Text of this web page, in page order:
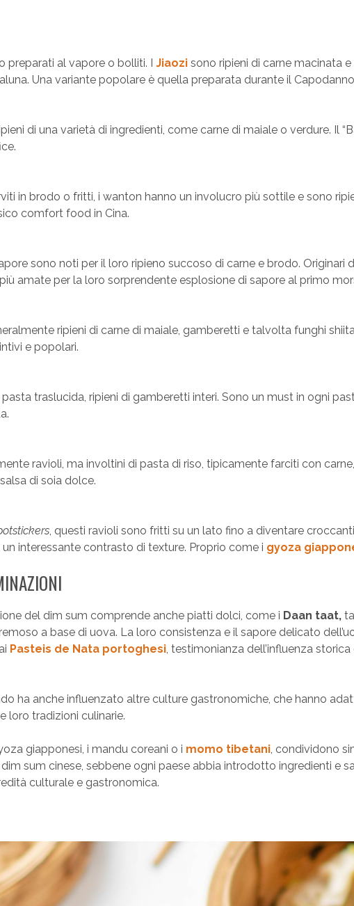
preparati al vapore o bolliti. I Jiaozi sono ripieni di carne macinata
Una variante popolare è quella preparata durante il
di una varietà di ingredienti, come carne di maiale o verdure. Il
in brodo o fritti, i wanton hanno un involucro più sottile e sono
comfort food in Cina.
sono noti per il loro ripieno succoso di carne e brodo. Originari
amate per la loro sorprendente esplosione di sapore al primo
ripieni di carne di maiale, gamberetti e talvolta funghi
e popolari.
traslucida, ripieni di gamberetti interi. Sono un must in ogni
ravioli, ma involtini di pasta di riso, tipicamente farciti con
di soia dolce.
, questi ravioli sono fritti su un lato fino a diventare
interessante contrasto di texture. Proprio come i gyoza
del dim sum comprende anche piatti dolci, come i Daan taat,
a base di uova. La loro consistenza e il sapore delicato
Pasteis de Nata portoghesi, testimonianza dell’influenza
ha anche influenzato altre culture gastronomiche, che hanno
loro tradizioni culinarie.
giapponesi, i mandu coreani o i momo tibetani, condividono
sum cinese, sebbene ogni paese abbia introdotto ingredienti e
culturale e gastronomica.